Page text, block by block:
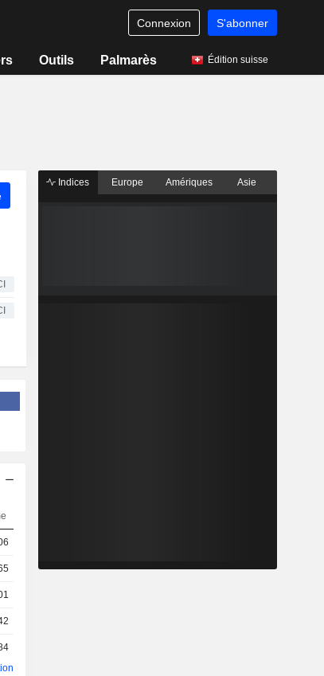
Connexion S'abonner
Outils Palmarès Édition suisse
Indices Europe Amériques Asie